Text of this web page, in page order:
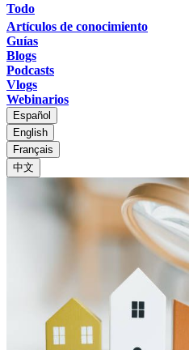
Todo
Artículos de conocimiento
Guías
Blogs
Podcasts
Vlogs
Webinarios
Español
English
Français
中文